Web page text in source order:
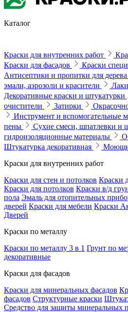
Каталог
Краски для внутренних работ
Краски для фасадов
Краски
Антисептики и пропитки для дерева
эмали, аэрозоли и красители
Декоративные краски и штукатурки
очистители
Затирки
Инструмент и вспомогательные
пены
Сухие смеси, шпатлевки и
гидроизоляционные материалы
Штукатурка декоративная
Краски для внутренних работ
Краски для стен и потолков Краски
Краски для потолков Краски в/д
пола Эмаль для отопительных
дверей Краски для мебели Краски
Дверей
Краски по металлу
Краски по металлу 3 в 1 Грунт по
декоративные
Краски для фасадов
Краски для минеральных фасадов
фасадов Структурные краски
Средство для защиты минеральных